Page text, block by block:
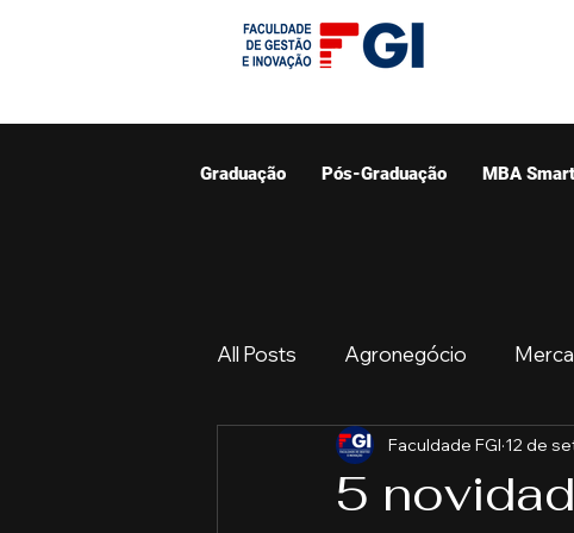
Graduação Pós-Graduação MBA Smart
All Posts Agronegócio
Graduação Resumo do
5
Faculdade FGI 12 de